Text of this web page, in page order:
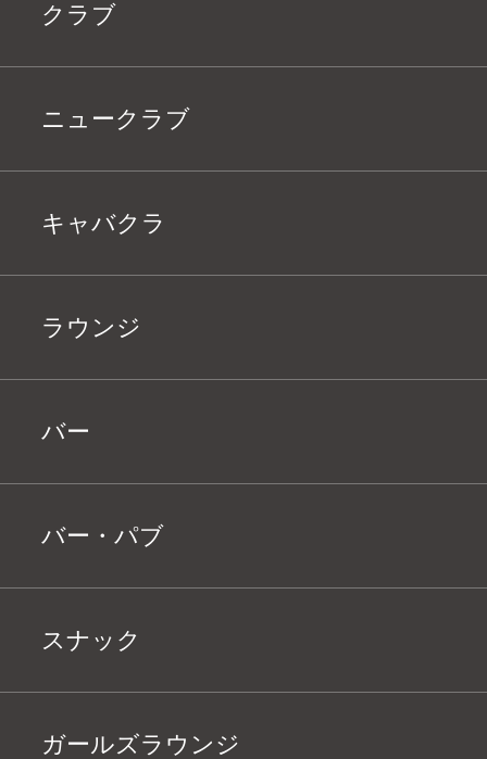
クラブ
ニュークラブ
キャバクラ
ラウンジ
バー
バー・パブ
スナック
ガールズラウンジ